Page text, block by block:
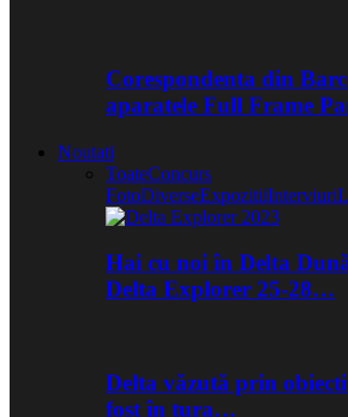
Corespondenta din
aparatele Full Frame
Noutati
ToateConcurs
FotoDiverseExpozitiiInterviuri
Hai cu noi în Delta
Delta Explorer 25-28…
Delta văzută prin
fost în tura…